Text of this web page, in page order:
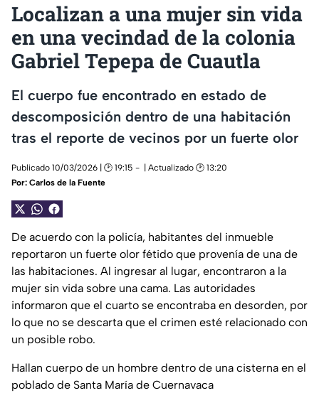
Localizan a una mujer sin vida
en una vecindad de la colonia
Gabriel Tepepa de Cuautla
El cuerpo fue encontrado en estado de
descomposición dentro de una habitación
tras el reporte de vecinos por un fuerte olor
Publicado 10/03/2026 | 🕑 19:15
| Actualizado 🕑 13:20
Por: Carlos de la Fuente
De acuerdo con la policía, habitantes del inmueble
reportaron un fuerte olor fétido que provenía de una de
las habitaciones. Al ingresar al lugar, encontraron a la
mujer sin vida sobre una cama. Las autoridades
informaron que el cuarto se encontraba en desorden, por
lo que no se descarta que el crimen esté relacionado con
un posible robo.
Hallan cuerpo de un hombre dentro de una cisterna en el
poblado de Santa María de Cuernavaca